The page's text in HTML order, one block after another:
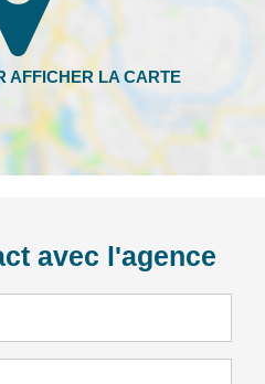
avec l'agence